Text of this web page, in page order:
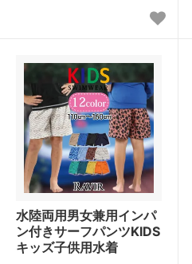
水陸両用男女兼用インパ
ン付きサーフパンツKIDS
キッズ子供用水着